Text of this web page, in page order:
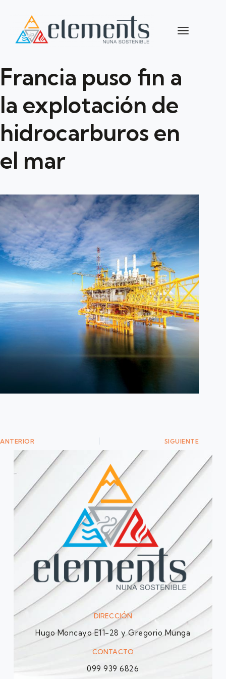
Francia puso fin a
la explotación de
hidrocarburos en
el mar
ANTERIOR SIGUIENTE
DIRECCIÓN
Hugo Moncayo E11-28 y Gregorio Munga
CONTACTO
099 939 6826